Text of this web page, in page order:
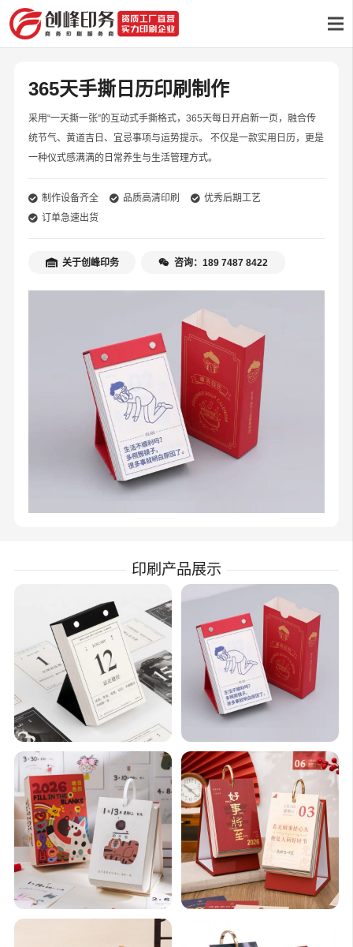
365天手撕日历印刷制作
采用“一天撕一张”的互动式手撕格式，365天每日开启新一页，融合传
统节气、黄道吉日、宜忌事项与运势提示。 不仅是一款实用日历，更是
一种仪式感满满的日常养生与生活管理方式。
制作设备齐全 品质高清印刷
优秀后期工艺
订单急速出货
关于创峰印务 咨询：189 7487 8422
印刷产品展示